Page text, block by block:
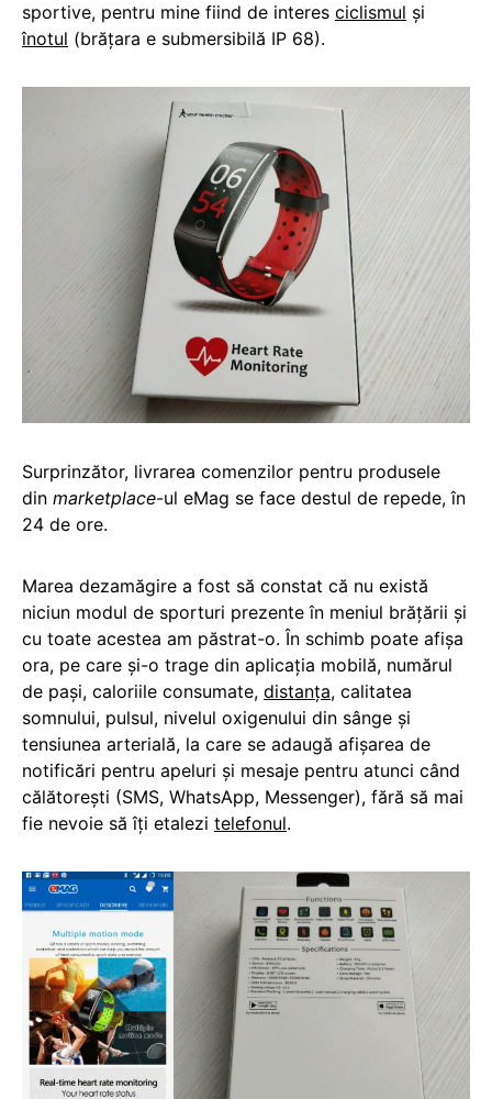
sportive, pentru mine fiind de interes ciclismul și
înotul (brățara e submersibilă IP 68).
Surprinzător, livrarea comenzilor pentru produsele
din marketplace-ul eMag se face destul de repede, în
24 de ore.
Marea dezamăgire a fost să constat că nu există
niciun modul de sporturi prezente în meniul brățării și
cu toate acestea am păstrat-o. În schimb poate afișa
ora, pe care și-o trage din aplicația mobilă, numărul
de pași, caloriile consumate, distanța, calitatea
somnului, pulsul, nivelul oxigenului din sânge și
tensiunea arterială, la care se adaugă afișarea de
notificări pentru apeluri și mesaje pentru atunci când
călătorești (SMS, WhatsApp, Messenger), fără să mai
fie nevoie să îți etalezi telefonul.